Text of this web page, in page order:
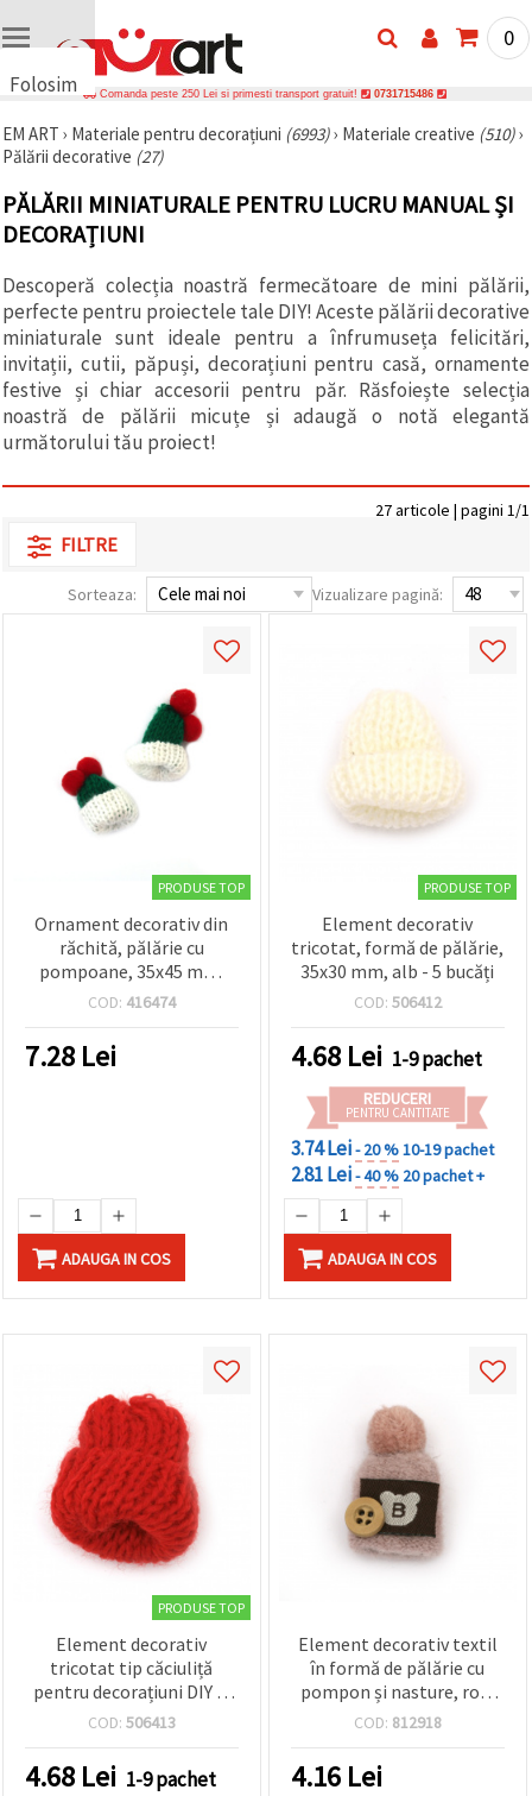
Folosim
uri
🍪 Folosim
cookie-uri
și
tehnologii
similare
asigura
funcționarea
corectă a
site-ului,
pentru a vă
îmbunătăți
experiența
și, cu
acordul
dumneavoastră,
analiza
conținut și
relevante,
să vă
preferințele
în setări
cookie -uri
dat și
făcând clic
toate!
0
Comanda peste 250 Lei si primesti transport gratuit! 0731715486
EM ART › Materiale pentru decorațiuni (6993)› Materiale creative (510)›
Pălării decorative (27)
PĂLĂRII MINIATURALE PENTRU LUCRU MANUAL ȘI
DECORAȚIUNI
Descoperă colecția noastră fermecătoare de mini pălării,
perfecte pentru proiectele tale DIY! Aceste pălării decorative
miniaturale sunt ideale pentru a înfrumuseța felicitări,
invitații, cutii, păpuși, decorațiuni pentru casă, ornamente
festive și chiar accesorii pentru păr. Răsfoiește selecția
noastră de pălării micuțe și adaugă o notă elegantă
următorului tău proiect!
27 articole | pagini 1/1
FILTRE
Sorteaza: Vizualizare pagină:
PRODUSE TOP
Ornament decorativ din
răchită, pălărie cu
pompoane, 35x45 mm,
alb, verde, roșu – set de 5
COD: 416474
7.28 Lei
ADAUGA IN COS
PRODUSE TOP
Element decorativ
tricotat, formă de pălărie,
35x30 mm, alb - 5 bucăți
COD: 506412
4.68 Lei 1-9 pachet
REDUCERI
PENTRU CANTITATE
3.74 Lei- 20 %10-19 pachet
2.81 Lei- 40 % 20 pachet +
ADAUGA IN COS
PRODUSE TOP
Element decorativ
tricotat tip căciuliță
pentru decorațiuni DIY și
hobby, 35x30 mm, roșu –
COD: 506413
4.68 Lei 1-9 pachet
Element decorativ textil
în formă de pălărie cu
pompon și nasture, roz,
40x25 mm - 2 bucăți
COD: 812918
4.16 Lei